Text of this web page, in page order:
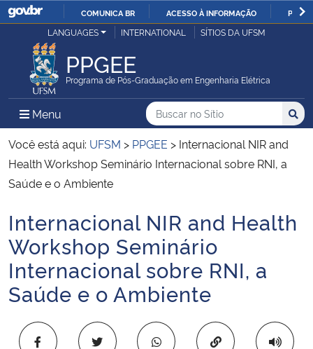
IR
COMUNICA BR ACESSO À INFORMAÇÃO
Ministério da Justiça e Segurança Pública
Ministério da Defesa
Ministério das Relações Exteriores
Ministério da Economia
Ministério da Infraestrutura
Ministério da Agricultura, Pecuária e Abastecimento
Ministério da Educação
Ministério da Cidadania
LANGUAGES INTERNATIONAL SÍTIOS DA UFSM
PPGEE
Programa de Pós-Graduação em Engenharia Elétrica
Menu Menu Principal do Sítio
Busca
Buscar no no Sítio
Busca:
Você está aqui: UFSM > PPGEE > Internacional NIR and
Health Workshop Seminário Internacional sobre RNI, a
Saúde e o Ambiente
Início do conteúdo
Internacional NIR and Health
Workshop Seminário
Internacional sobre RNI, a
Saúde e o Ambiente
Copiar para área